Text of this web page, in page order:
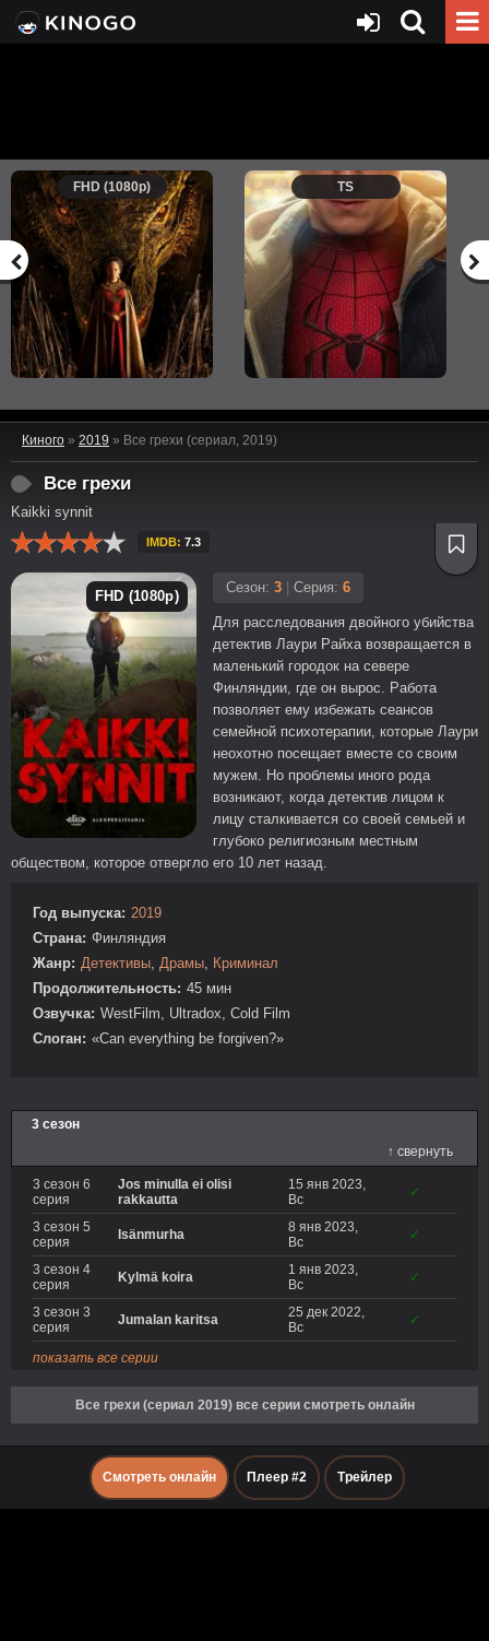
FHD (1080p) TS
Киного » 2019 » Все грехи (сериал, 2019)
Все грехи
Kaikki synnit
IMDB: 7.3
FHD (1080p)
Сезон: 3 Серия: 6
Для расследования двойного убийства
детектив Лаури Райха возвращается в
маленький городок на севере
Финляндии, где он вырос. Работа
позволяет ему избежать сеансов
семейной психотерапии, которые Лаури
неохотно посещает вместе со своим
мужем. Но проблемы иного рода
возникают, когда детектив лицом к
лицу сталкивается со своей семьей и
глубоко религиозным местным
обществом, которое отвергло его 10 лет назад.
Год выпуска: 2019
Страна: Финляндия
Жанр: Детективы, Драмы, Криминал
Продолжительность: 45 мин
Озвучка: WestFilm, Ultradox, Cold Film
Слоган: «Can everything be forgiven?»
3 сезон
↑ свернуть
3 сезон 6
серия
Jos minulla ei olisi
rakkautta
15 янв 2023,
Вс
✓
3 сезон 5
серия
Isänmurha
8 янв 2023,
Вс
✓
3 сезон 4
серия
Kylmä koira
1 янв 2023,
Вс
✓
3 сезон 3
серия
Jumalan karitsa
25 дек 2022,
Вс
✓
показать все серии
Все грехи (сериал 2019) все серии смотреть онлайн
Смотреть онлайн Плеер #2 Трейлер